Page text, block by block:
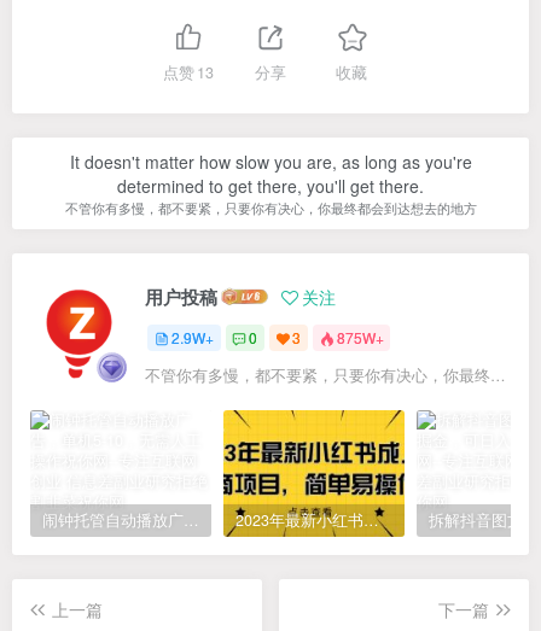
点赞13 分享 收藏
It doesn't matter how slow you are, as long as you're
determined to get there, you'll get there.
不管你有多慢，都不要紧，只要你有决心，你最终都会到达想去的地方
用户投稿 关注
2.9W+ 0 3 875W+
不管你有多慢，都不要紧，只要你有决心，你最终都会到达想去的地方
闹钟托管自动播放广告，单机5-10，无需人工操作 2023年最新小红书成人电商项目，简单易操作【详细教程】
上一篇
下一篇